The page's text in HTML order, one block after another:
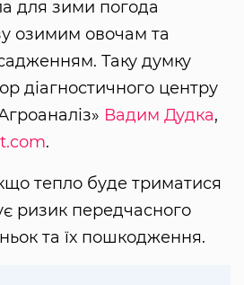
для зими погода
озимим овочам та
Таку думку
діагностичного центру
Вадим Дудка,
.
тепло буде триматися
ризик передчасного
та їх пошкодження.